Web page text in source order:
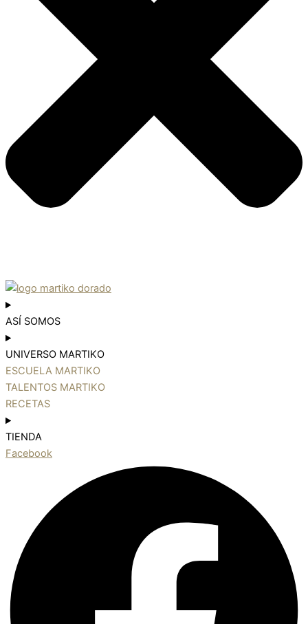
ASÍ SOMOS
UNIVERSO MARTIKO
ESCUELA MARTIKO
TALENTOS MARTIKO
RECETAS
TIENDA
Facebook